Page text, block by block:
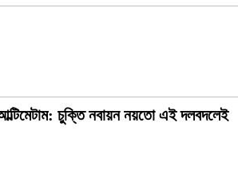
চুক্তি নবায়ন নয়তো এই দলবদলেই